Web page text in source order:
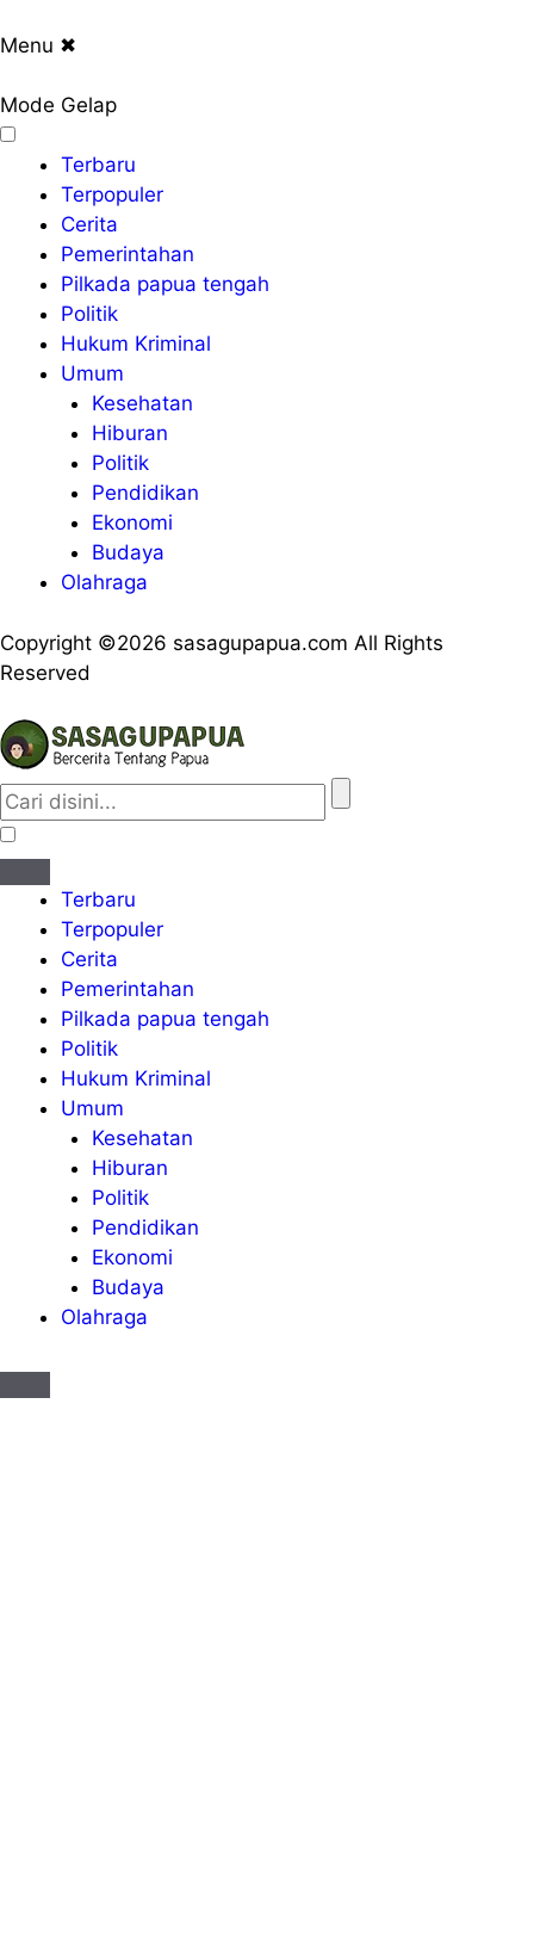
Menu ✖
Mode Gelap
Terbaru
Terpopuler
Cerita
Pemerintahan
Pilkada papua tengah
Politik
Hukum Kriminal
Umum
Kesehatan
Hiburan
Politik
Pendidikan
Ekonomi
Budaya
Olahraga
Copyright ©2026 sasagupapua.com All Rights
Reserved
Terbaru
Terpopuler
Cerita
Pemerintahan
Pilkada papua tengah
Politik
Hukum Kriminal
Umum
Kesehatan
Hiburan
Politik
Pendidikan
Ekonomi
Budaya
Olahraga